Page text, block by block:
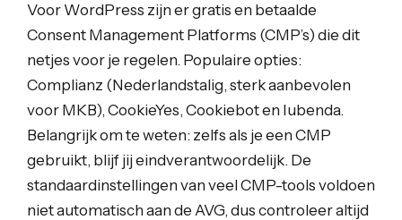
Voor WordPress zijn er gratis en betaalde
Consent Management Platforms (CMP’s) die dit
netjes voor je regelen. Populaire opties:
Complianz (Nederlandstalig, sterk aanbevolen
voor MKB), CookieYes, Cookiebot en Iubenda.
Belangrijk om te weten: zelfs als je een CMP
gebruikt, blijf jij eindverantwoordelijk. De
standaardinstellingen van veel CMP-tools voldoen
niet automatisch aan de AVG, dus controleer altijd